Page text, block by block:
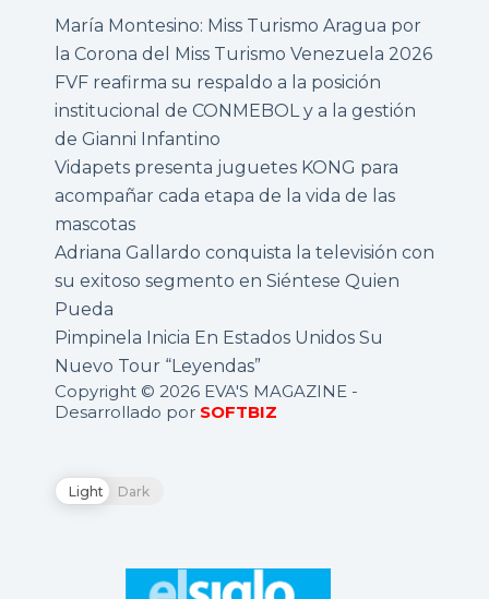
María Montesino: Miss Turismo Aragua por
la Corona del Miss Turismo Venezuela 2026
FVF reafirma su respaldo a la posición
institucional de CONMEBOL y a la gestión
de Gianni Infantino
Vidapets presenta juguetes KONG para
acompañar cada etapa de la vida de las
mascotas
Adriana Gallardo conquista la televisión con
su exitoso segmento en Siéntese Quien
Pueda
Pimpinela Inicia En Estados Unidos Su
Nuevo Tour “Leyendas”
Copyright © 2026 EVA'S MAGAZINE -
Desarrollado por SOFTBIZ
Light Dark